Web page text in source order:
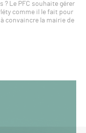
? Le PFC souhaite gérer
comme il le fait pour
convaincre la mairie de